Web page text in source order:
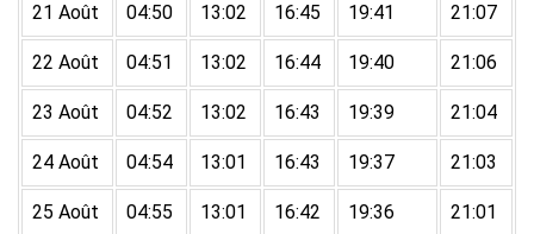
21 Août 04:50 13:02 16:45 19:41 21:07
22 Août 04:51 13:02 16:44 19:40 21:06
23 Août 04:52 13:02 16:43 19:39 21:04
24 Août 04:54 13:01 16:43 19:37 21:03
25 Août 04:55 13:01 16:42 19:36 21:01